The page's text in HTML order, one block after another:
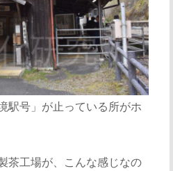
駅号」が止っている所がホ
茶工場が、こんな感じなの